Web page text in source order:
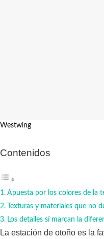
Westwing
Contenidos
Apuesta por los colores de la
Texturas y materiales que no
Los detalles sí marcan la
La estación de otoño es la